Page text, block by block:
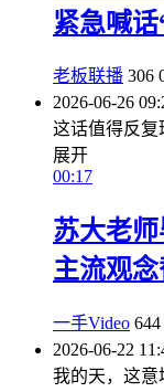
紧急喊
老板联播 306
2026-06-26
这话值得反复
展开
00:17
苏大老
主流观
一手Video 644
2026-06-22
我的天，这意